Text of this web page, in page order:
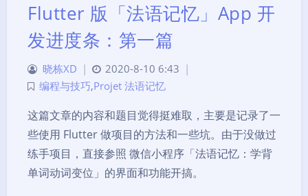
Flutter 版「法语记忆」App 开
发进度条：第一篇
晓栋XD | 2020-8-10 6:43 |
编程与技巧,Projet 法语记忆
这篇文章的内容和题目觉得挺难取，主要是记录了一
些使用 Flutter 做项目的方法和一些坑。由于没做过
练手项目，直接参照 微信小程序「法语记忆：学背
单词动词变位」的界面和功能开搞。